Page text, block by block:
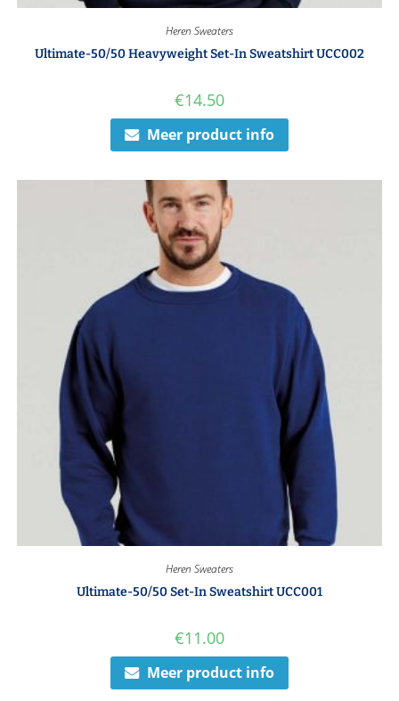
Heren Sweaters
Ultimate-50/50 Heavyweight Set-In Sweatshirt UCC002
€14.50
Meer product info
Heren Sweaters
Ultimate-50/50 Set-In Sweatshirt UCC001
€11.00
Meer product info